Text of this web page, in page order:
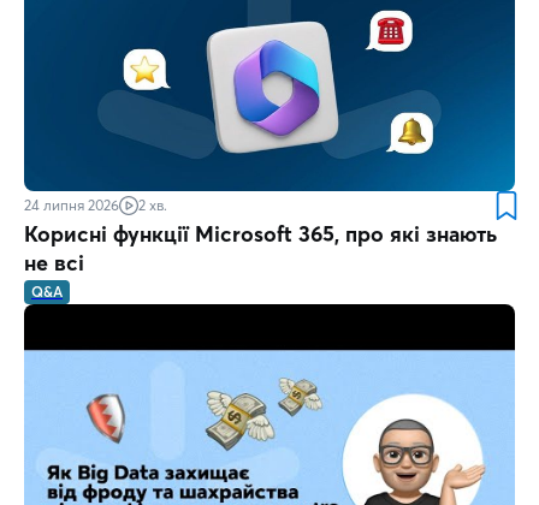
24 липня 2026 2 хв.
Корисні функції Microsoft 365, про які знають
не всі
Q&A